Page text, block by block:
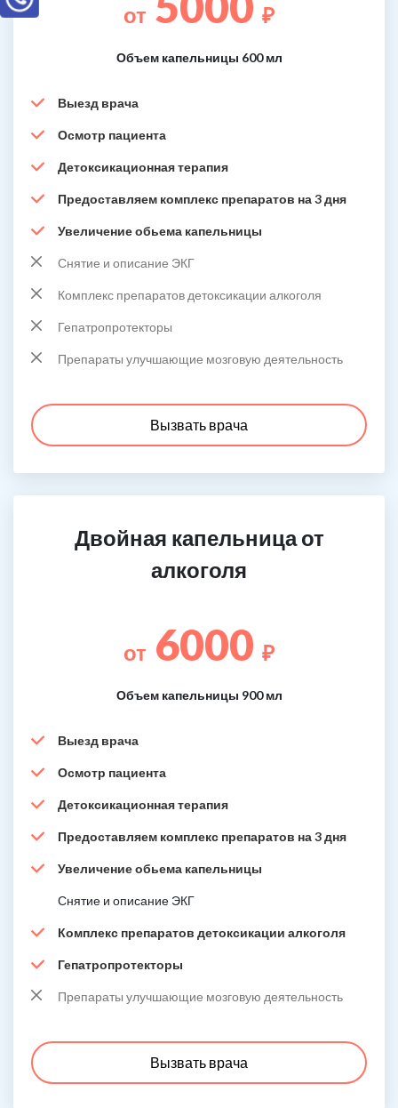
от ₽
Объем капельницы 600 мл
Выезд врача
Осмотр пациента
Детоксикационная терапия
Предоставляем комплекс препаратов на 3 дня
Увеличение обьема капельницы
Снятие и описание ЭКГ
Комплекс препаратов детоксикации алкоголя
Гепатропротекторы
Препараты улучшающие мозговую деятельность
Вызвать врача
Двойная капельница от
алкоголя
от 6000 ₽
Объем капельницы 900 мл
Выезд врача
Осмотр пациента
Детоксикационная терапия
Предоставляем комплекс препаратов на 3 дня
Увеличение обьема капельницы
Снятие и описание ЭКГ
Комплекс препаратов детоксикации алкоголя
Гепатропротекторы
Препараты улучшающие мозговую деятельность
Вызвать врача